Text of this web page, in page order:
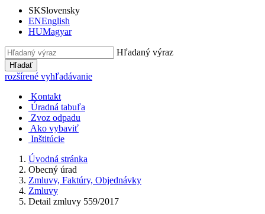
SKSlovensky
ENEnglish
HUMagyar
Hľadaný výraz
Hľadať
rozšírené vyhľadávanie
Kontakt
Úradná tabuľa
Zvoz odpadu
Ako vybaviť
Inštitúcie
Úvodná stránka
Obecný úrad
Zmluvy, Faktúry, Objednávky
Zmluvy
Detail zmluvy 559/2017